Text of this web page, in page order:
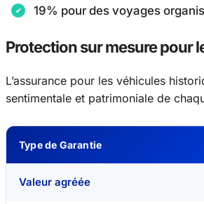
19% pour des voyages
Protection sur mesure pour
L’assurance pour les véhicules
sentimentale et patrimoniale de
Type de Garantie
Valeur agréée